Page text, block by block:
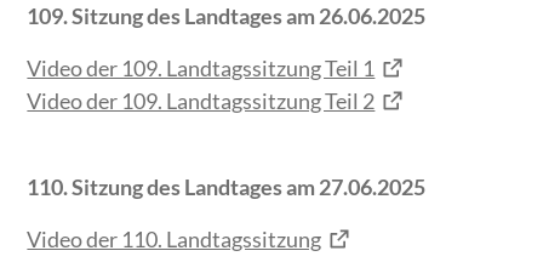
109. Sitzung des Landtages am 26.06.2025
Video der 109. Landtagssitzung Teil 1
Video der 109. Landtagssitzung Teil 2
110. Sitzung des Landtages am 27.06.2025
Video der 110. Landtagssitzung